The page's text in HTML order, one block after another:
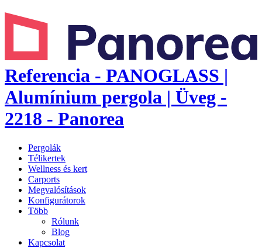
Referencia - PANOGLASS |
Alumínium pergola | Üveg -
2218 - Panorea
Pergolák
Télikertek
Wellness és kert
Carports
Megvalósítások
Konfigurátorok
Több
Rólunk
Blog
Kapcsolat